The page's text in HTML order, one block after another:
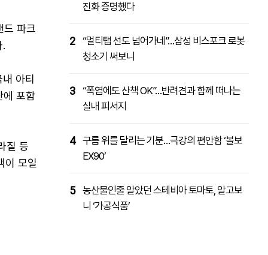
드 파크
.
아티
에 포함
질 등
이 모일
진화 증명했다
2 “멀티탭 선도 넘어가네”…삼성 비스포크 로봇
청소기 써보니
3 “폭염에도 산책 OK”…반려견과 함께 떠나는
실내 피서지
4 구름 위를 달리는 기분…극강의 편안함 ‘볼보
EX90’
5 농산물인줄 알았던 스테비아 토마토, 알고보
니 ‘가공식품’